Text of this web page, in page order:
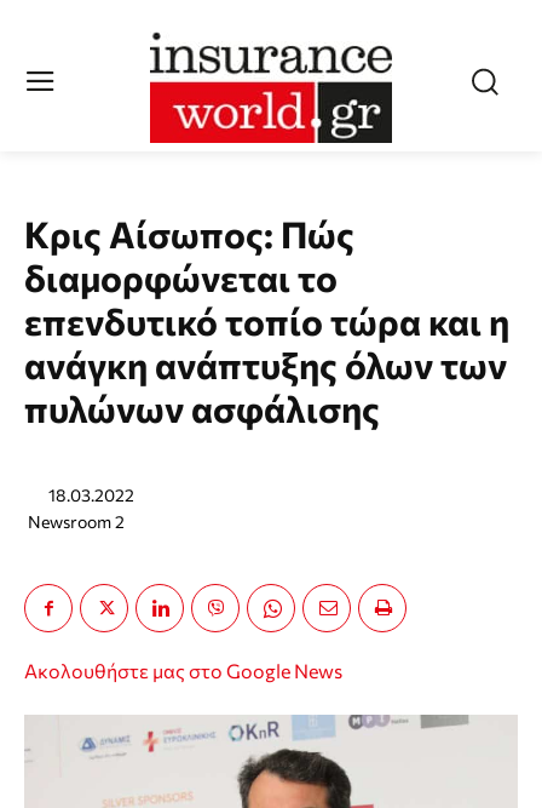
Κρις Αίσωπος: Πώς
διαμορφώνεται το
επενδυτικό τοπίο τώρα και η
ανάγκη ανάπτυξης όλων των
πυλώνων ασφάλισης
18.03.2022
Newsroom 2
Ακολουθήστε μας στο Google News